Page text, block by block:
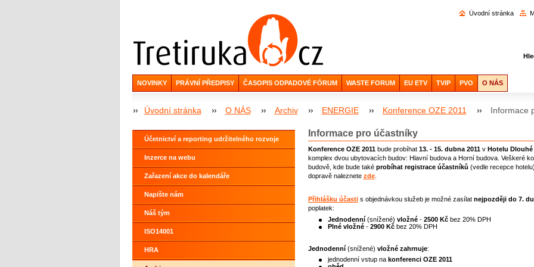
Úvodní stránka
NOVINKY PRÁVNÍ PŘEDPISY ČASOPIS ODPADOVÉ FÓRUM WASTE FORUM EU ETV TVIP PVO O NÁS
Úvodní stránka O NÁS Archiv ENERGIE Konference OZE 2011 Informace
Informace pro účastníky
Konference OZE 2011bude probíhat13. - 15. dubna 2011vHotelu Dlouhé
komplex dvou ubytovacích budov: Hlavní budova a Horní budova. Veškeré
budově, kde bude také probíhat registrace účastníků (vedle recepce
dopravě naleznete zde.
Přihlášku účastis objednávkou služeb je možné zasílat nejpozději do 7.
poplatek:
Jednodenní(snížené)vložné -2500 Kčbez 20% DPH
Plné vložné -2900 Kčbez 20% DPH
Jednodenní (snížené) vložné zahrnuje:
jednodenní vstup na konferenci OZE 2011
Účetnictví a reporting udržitelného rozvoje
Inzerce na webu
Zařazení akce do kalendáře
Napište nám
Náš tým
ISO14001
HRA